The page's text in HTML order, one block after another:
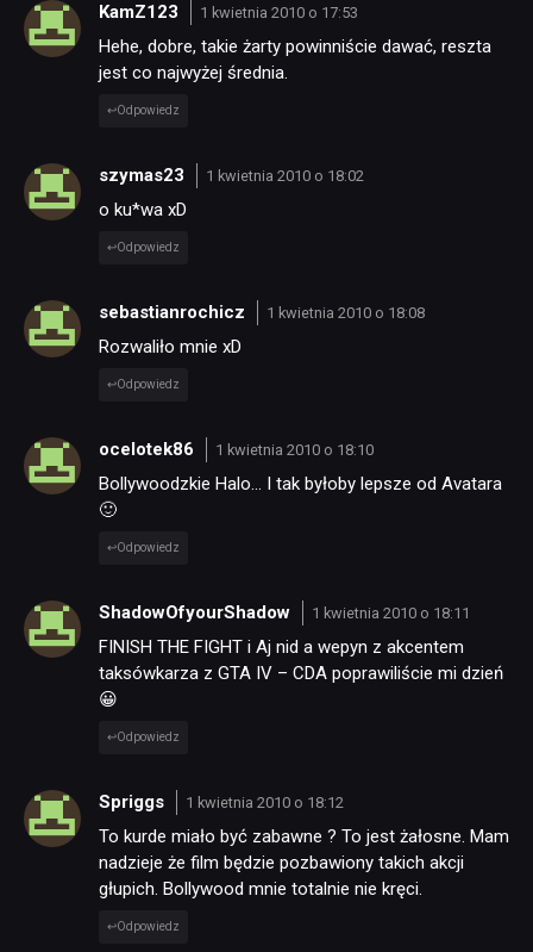
KamZ123 1 kwietnia 2010 o 17:53
Hehe, dobre, takie żarty powinniście dawać, reszta
jest co najwyżej średnia.
Odpowiedz
szymas23 1 kwietnia 2010 o 18:02
o ku*wa xD
Odpowiedz
sebastianrochicz 1 kwietnia 2010 o 18:08
Rozwaliło mnie xD
Odpowiedz
ocelotek86 1 kwietnia 2010 o 18:10
Bollywoodzkie Halo… I tak byłoby lepsze od Avatara
🙂
Odpowiedz
ShadowOfyourShadow 1 kwietnia 2010 o 18:11
FINISH THE FIGHT i Aj nid a wepyn z akcentem
taksówkarza z GTA IV – CDA poprawiliście mi dzień
😀
Odpowiedz
Spriggs 1 kwietnia 2010 o 18:12
To kurde miało być zabawne ? To jest żałosne. Mam
nadzieje że film będzie pozbawiony takich akcji
głupich. Bollywood mnie totalnie nie kręci.
Odpowiedz